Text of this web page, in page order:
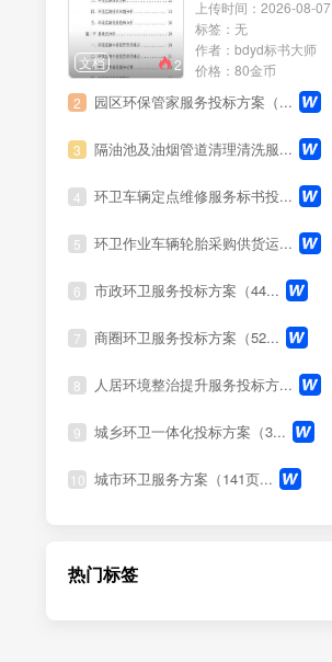
运营服务
培训服务
养护服务
会务服务
租赁服务
医疗服务
法律服务
展览服务
清洗服务
环保服务
维修服务
检测服务
文档 2
上传时间：2026-08-07
标签：无
作者：bdyd标书大师
价格：80金币
2
园区环保管家服务投标方案（...
3 隔油池及油烟管道清理清洗服...
4 环卫车辆定点维修服务标书投...
5 环卫作业车辆轮胎采购供货运...
6 市政环卫服务投标方案（44...
7 商圈环卫服务投标方案（52...
8 人居环境整治提升服务投标方...
9 城乡环卫一体化投标方案（3...
10 城市环卫服务方案（141页...
热门标签